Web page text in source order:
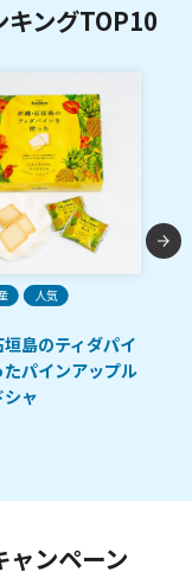
キングTOP10
人気
島のティダパイ
たパインアップル
ャ
ャンペーン